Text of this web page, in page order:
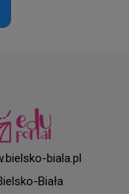
biala.pl
Biała